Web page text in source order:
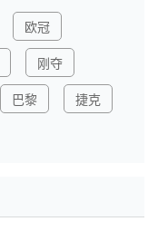
欧冠
刚夺
巴黎
捷克